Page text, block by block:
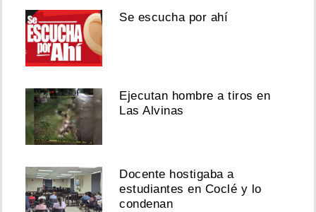
Se escucha por ahí
Ejecutan hombre a tiros en
Las Alvinas
Docente hostigaba a
estudiantes en Coclé y lo
condenan